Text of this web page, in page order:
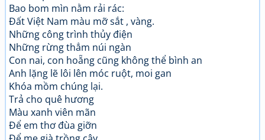
Bao bom mìn nằm rải rác:
Đất Việt Nam màu mỡ sắt , vàng.
Những công trình thủy điện
Những rừng thẳm núi ngàn
Con nai, con hoẵng cũng không thể bình an
Anh lặng lẽ lôi lên móc ruột, moi gan
Khóa mồm chúng lại.
Trả cho quê hương
Màu xanh viên mãn
Để em thơ đùa giỡn